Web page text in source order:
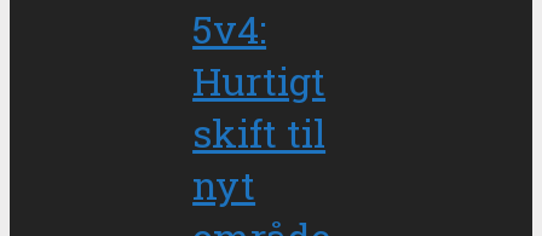
5v4:
Hurtigt
skift til
nyt